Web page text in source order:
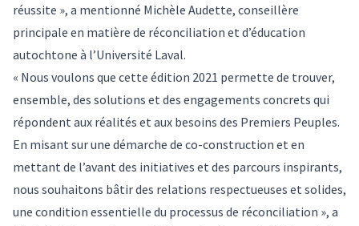
réussite », a mentionné Michèle Audette, conseillère
principale en matière de réconciliation et d’éducation
autochtone à l’Université Laval.
« Nous voulons que cette édition 2021 permette de trouver,
ensemble, des solutions et des engagements concrets qui
répondent aux réalités et aux besoins des Premiers Peuples.
En misant sur une démarche de co-construction et en
mettant de l’avant des initiatives et des parcours inspirants,
nous souhaitons bâtir des relations respectueuses et solides,
une condition essentielle du processus de réconciliation », a